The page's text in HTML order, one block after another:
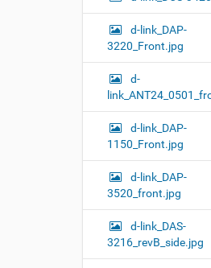
d-link_DAP-
3220_Front.jpg
d-
d-link_DAP-
1150_Front.jpg
d-link_DAP-
3520_front.jpg
d-link_DAS-
3216_revB_side.jpg